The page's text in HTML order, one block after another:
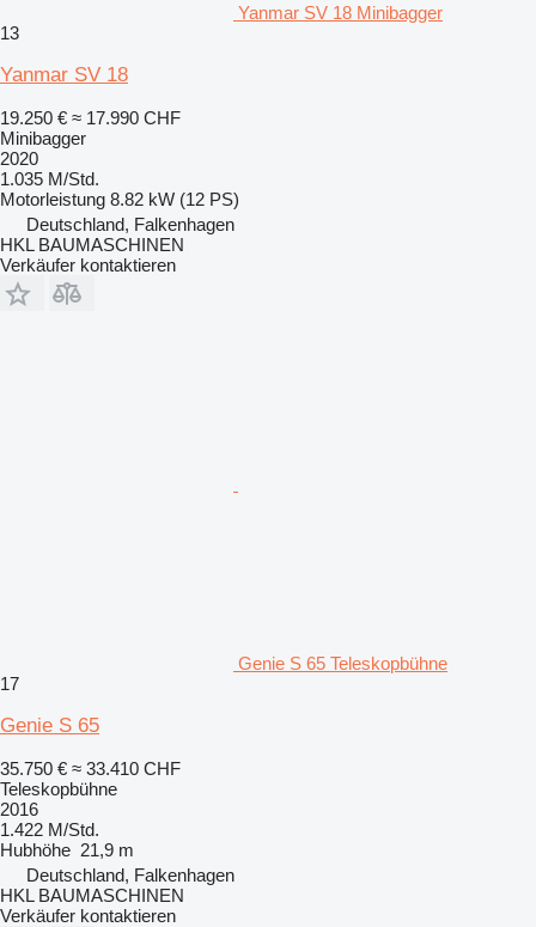
Yanmar SV 18 Minibagger
13
Yanmar SV 18
19.250 € ≈ 17.990 CHF
Minibagger
2020
1.035 M/Std.
Motorleistung 8.82 kW (12 PS)
Deutschland, Falkenhagen
HKL BAUMASCHINEN
Verkäufer kontaktieren
Genie S 65 Teleskopbühne
17
Genie S 65
35.750 € ≈ 33.410 CHF
Teleskopbühne
2016
1.422 M/Std.
Hubhöhe 21,9 m
Deutschland, Falkenhagen
HKL BAUMASCHINEN
Verkäufer kontaktieren